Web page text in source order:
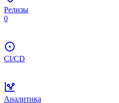
Релизы
0
CI/CD
Аналитика